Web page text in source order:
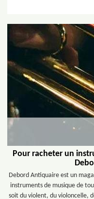
Pour racheter un
Debord Antiquaire est un
instruments de musique de
soit du violent, du violoncelle,